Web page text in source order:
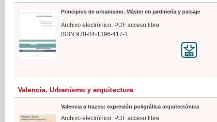
Principios de urbanismo. Máster en jardinería y paisaje
Archivo electrónico. PDF acceso libre
ISBN:978-84-1396-417-1
Valencia. Urbanismo y arquitectura
Valencia a trazos: expresión poligráfica arquitectónica
Archivo electrónico. PDF acceso libre